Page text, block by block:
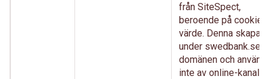
från SiteSpect,
beroende på
värde. Denna skapas
under swedbank.se-
domänen och
inte av online-kanaler.